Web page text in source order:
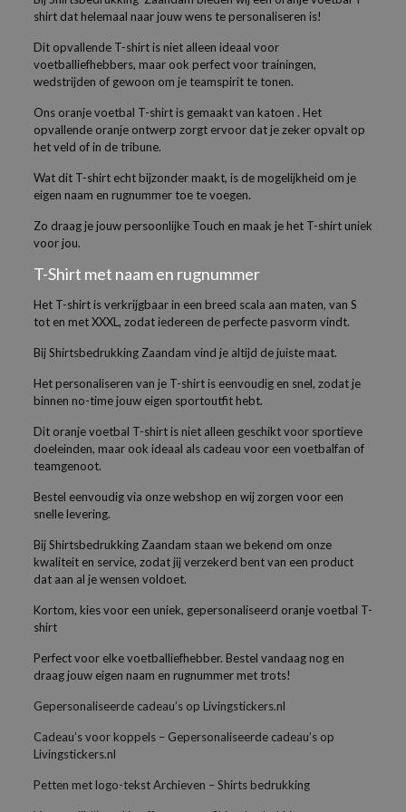
shirt dat helemaal naar jouw wens te personaliseren is!
Dit opvallende T-shirt is niet alleen ideaal voor
voetballiefhebbers, maar ook perfect voor trainingen,
wedstrijden of gewoon om je teamspirit te tonen.
Ons oranje voetbal T-shirt is gemaakt van katoen . Het
opvallende oranje ontwerp zorgt ervoor dat je zeker opvalt op
het veld of in de tribune.
Wat dit T-shirt echt bijzonder maakt, is de mogelijkheid om je
eigen naam en rugnummer toe te voegen.
Zo draag je jouw persoonlijke Touch en maak je het T-shirt uniek
voor jou.
T-Shirt met naam en rugnummer
Het T-shirt is verkrijgbaar in een breed scala aan maten, van S
tot en met XXXL, zodat iedereen de perfecte pasvorm vindt.
Bij Shirtsbedrukking Zaandam vind je altijd de juiste maat.
Het personaliseren van je T-shirt is eenvoudig en snel, zodat je
binnen no-time jouw eigen sportoutfit hebt.
Dit oranje voetbal T-shirt is niet alleen geschikt voor sportieve
doeleinden, maar ook ideaal als cadeau voor een voetbalfan of
teamgenoot.
Bestel eenvoudig via onze webshop en wij zorgen voor een
snelle levering.
Bij Shirtsbedrukking Zaandam staan we bekend om onze
kwaliteit en service, zodat jij verzekerd bent van een product
dat aan al je wensen voldoet.
Kortom, kies voor een uniek, gepersonaliseerd oranje voetbal T-
shirt
Perfect voor elke voetballiefhebber. Bestel vandaag nog en
draag jouw eigen naam en rugnummer met trots!
Gepersonaliseerde cadeau’s op Livingstickers.nl
Cadeau’s voor koppels – Gepersonaliseerde cadeau’s op
Livingstickers.nl
Petten met logo-tekst Archieven – Shirts bedrukking